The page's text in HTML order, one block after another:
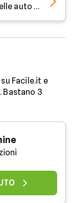
Auto ibride: vantaggi e svantaggi delle auto elettrificate
su Facile.it e
Bastano 3